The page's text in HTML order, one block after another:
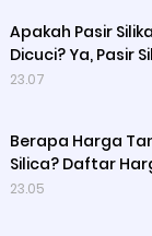
Apakah Pasir
Dicuci? Ya, Pasir
untuk Filter Air Bisa
23.07
Berapa Harga
Silica? Daftar
Tanah Silika Putih
23.05